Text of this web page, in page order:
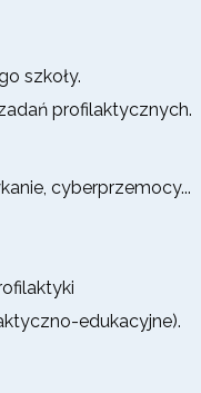
szkoły.
profilaktycznych.
cyberprzemocy...
edukacyjne).